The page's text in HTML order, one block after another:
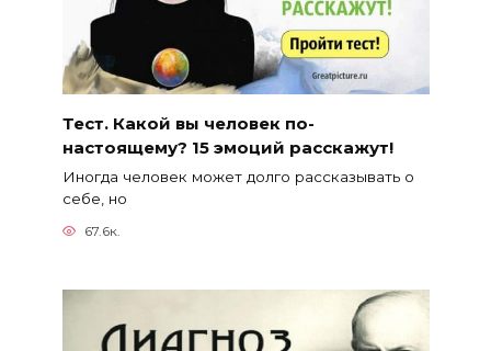
Тест. Какой вы человек по-
настоящему? 15 эмоций расскажут!
Иногда человек может долго рассказывать о
себе, но
67.6к.